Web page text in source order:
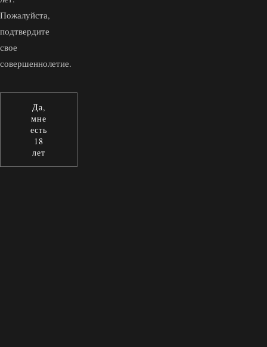
Пожалуйста,
подтвердите
свое
совершеннолетие.
Да,
мне
есть
18
лет